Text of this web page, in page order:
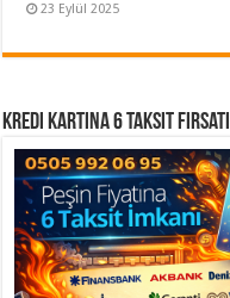
23 Eylül 2025
Kredi Kartına 6 Taksit Fırsatı